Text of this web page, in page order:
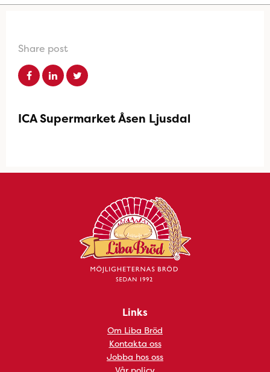
Share post
ICA Supermarket Åsen Ljusdal
Links
Om Liba Bröd
Kontakta oss
Jobba hos oss